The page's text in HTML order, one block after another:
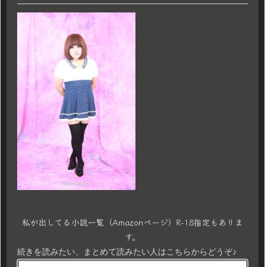
私が出してる小説一覧（Amazonページ）R-18指定もありま
す。
続きを読みたい、まとめて読みたい人はこちらからどうぞ♪